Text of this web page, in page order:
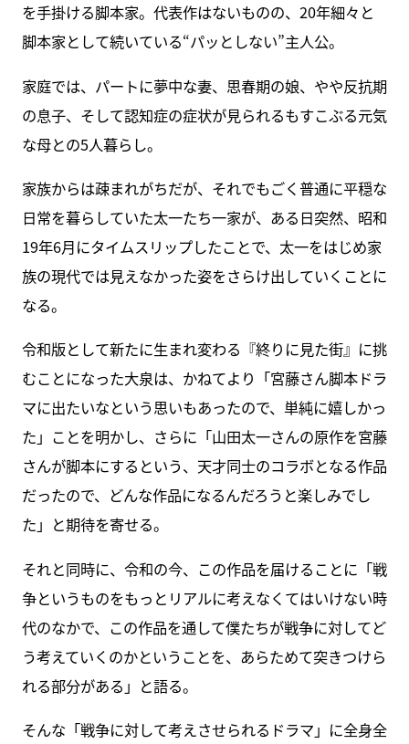
を手掛ける脚本家。代表作はないものの、20年細々と
脚本家として続いている“パッとしない”主人公。
家庭では、パートに夢中な妻、思春期の娘、やや反抗期
の息子、そして認知症の症状が見られるもすこぶる元気
な母との5人暮らし。
家族からは疎まれがちだが、それでもごく普通に平穏な
日常を暮らしていた太一たち一家が、ある日突然、昭和
19年6月にタイムスリップしたことで、太一をはじめ家
族の現代では見えなかった姿をさらけ出していくことに
なる。
令和版として新たに生まれ変わる『終りに見た街』に挑
むことになった大泉は、かねてより「宮藤さん脚本ドラ
マに出たいなという思いもあったので、単純に嬉しかっ
た」ことを明かし、さらに「山田太一さんの原作を宮藤
さんが脚本にするという、天才同士のコラボとなる作品
だったので、どんな作品になるんだろうと楽しみでし
た」と期待を寄せる。
それと同時に、令和の今、この作品を届けることに「戦
争というものをもっとリアルに考えなくてはいけない時
代のなかで、この作品を通して僕たちが戦争に対してど
う考えていくのかということを、あらためて突きつけら
れる部分がある」と語る。
そんな「戦争に対して考えさせられるドラマ」に全身全